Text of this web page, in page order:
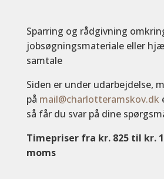
Sparring og rådgivning
jobsøgningsmateriale eller
samtale
Siden er under udarbejdelse,
på mail@charlotteramskov.dk
så får du svar på dine
Timepriser fra kr. 825 til kr.
moms